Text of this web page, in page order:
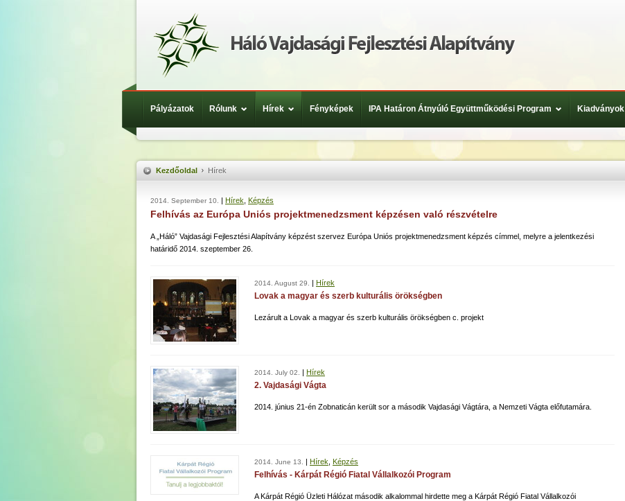
Pályázatok Rólunk Hírek Fényképek IPA Határon Átnyúló Együttműködési Program Kiadványok
Kezdőoldal Hírek
2014. September 10. | Hírek Képzés
Felhívás az Európa Uniós projektmenedzsment képzésen való részvételre
A „Háló” Vajdasági Fejlesztési Alapítvány képzést szervez Európa Uniós projektmenedzsment képzés címmel, melyre a jelentkezési
határidő 2014. szeptember 26.
2014. August 29. | Hírek
Lovak a magyar és szerb kulturális örökségben
Lezárult a Lovak a magyar és szerb kulturális örökségben c. projekt
2014. July 02. | Hírek
2. Vajdasági Vágta
2014. јúnius 21-én Zobnaticán került sor a második Vajdasági Vágtára, a Nemzeti Vágta előfutamára.
2014. June 13. | Hírek Képzés
Felhívás - Kárpát Régió Fiatal Vállalkozói Program
A Kárpát Régió Üzleti Hálózat második alkalommal hirdette meg a Kárpát Régió Fiatal Vállalkozói